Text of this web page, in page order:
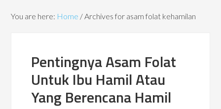
You are here: Home /Archives for asam folat kehamilan
Pentingnya Asam Folat
Untuk Ibu Hamil Atau
Yang Berencana Hamil